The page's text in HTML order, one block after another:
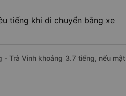
tiếng khi di chuyển bằng xe
- Trà Vinh khoảng 3.7 tiếng, nếu mật